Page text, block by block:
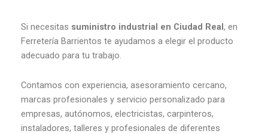
Si necesitas suministro industrial en Ciudad Real, en
Ferretería Barrientos te ayudamos a elegir el producto
adecuado para tu trabajo.
Contamos con experiencia, asesoramiento cercano,
marcas profesionales y servicio personalizado para
empresas, autónomos, electricistas, carpinteros,
instaladores, talleres y profesionales de diferentes